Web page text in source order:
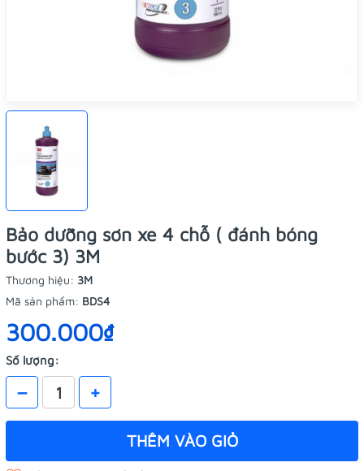
Bảo dưỡng sơn xe 4 chỗ ( đánh bóng
bước 3) 3M
Thương hiệu: 3M
Mã sản phẩm: BDS4
300.000₫
Số lượng:
– +
THÊM VÀO GIỎ